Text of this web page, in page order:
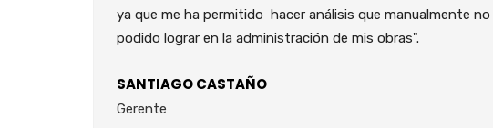
ya que me ha permitido hacer análisis que manualmente no
podido lograr en la administración de mis obras".
SANTIAGO CASTAÑO
Gerente